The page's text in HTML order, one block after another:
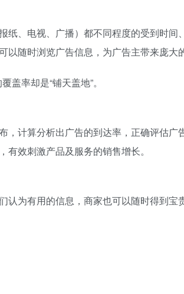
、电视、广播）都不同程度的受到时
随时浏览广告信息，为广告主带来庞大
率却是“铺天盖地”。
计算分析出广告的到达率，正确评估
效刺激产品及服务的销售增长。
为有用的信息，商家也可以随时得到宝